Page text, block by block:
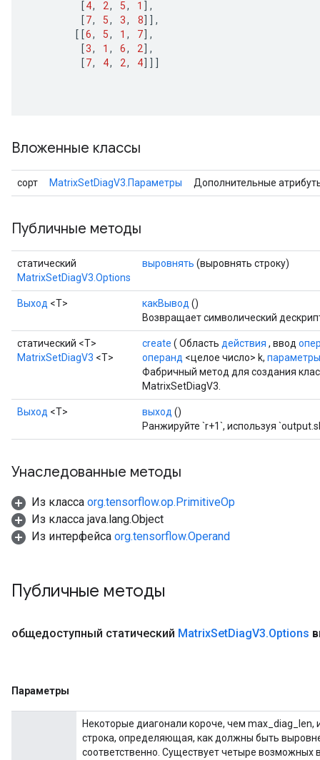
[4, 2, 5, 1 ] ,
[7, 5, 3, 8]] ,
[[6, 5, 1 , 7] ,
[3, 1 , 6, 2] ,
[7, 4, 2, 4]]]
Вложенные классы
сорт MatrixSetDiagV3.Параметры Дополнительные
Публичные методы
статический
MatrixSetDiagV3.Options
выровнять (выровнять строку)
Выход <Т> какВывод ()
Возвращает символический
статический <T>
MatrixSetDiagV3 <T>
create ( Область действия , ввод
операнд <целое число> k,
Фабричный метод для создания
MatrixSetDiagV3.
Выход <Т> выход ()
Ранжируйте `r+1`, используя
Унаследованные методы
Из класса org.tensorflow.op.PrimitiveOp
Из класса java.lang.Object
Из интерфейса org.tensorflow.Operand
Публичные методы
общедоступный статический MatrixSetDiagV3.Options
Параметры
Некоторые диагонали короче, чем max_diag_len,
строка, определяющая, как должны быть
соответственно. Существует четыре возможных